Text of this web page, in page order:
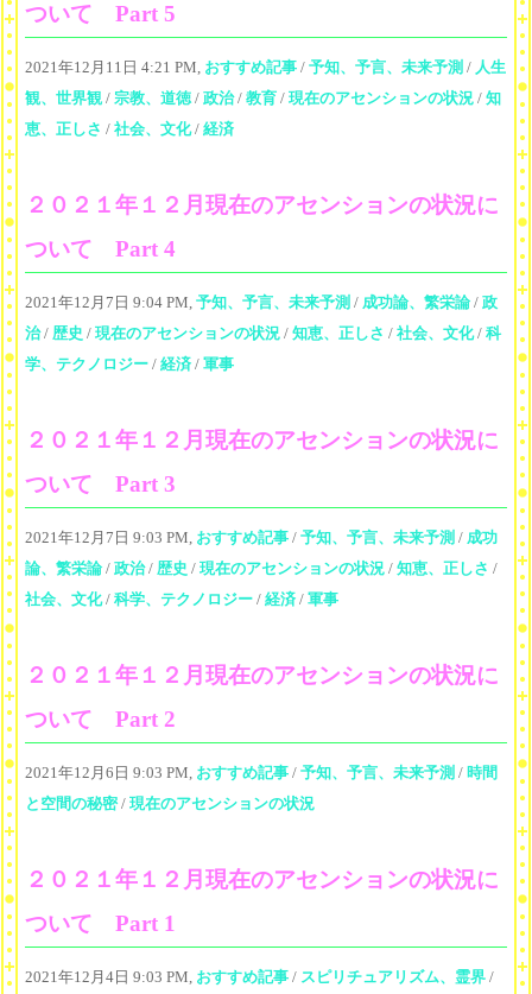
ついて Part 5
2021年12月11日 4:21 PM, おすすめ記事 / 予知、予言、未来予測 / 人生
観、世界観 / 宗教、道徳/ 政治/ 教育 / 現在のアセンションの状況 / 知
恵、正しさ / 社会、文化/ 経済
２０２１年１２月現在のアセンションの状況に
ついて Part 4
2021年12月7日 9:04 PM, 予知、予言、未来予測 / 成功論、繁栄論 / 政
治/ 歴史 / 現在のアセンションの状況 / 知恵、正しさ / 社会、文化/ 科
学、テクノロジー / 経済 / 軍事
２０２１年１２月現在のアセンションの状況に
ついて Part 3
2021年12月7日 9:03 PM, おすすめ記事 / 予知、予言、未来予測 / 成功
論、繁栄論 / 政治/ 歴史 / 現在のアセンションの状況 / 知恵、正しさ /
社会、文化/ 科学、テクノロジー / 経済 / 軍事
２０２１年１２月現在のアセンションの状況に
ついて Part 2
2021年12月6日 9:03 PM, おすすめ記事 / 予知、予言、未来予測 / 時間
と空間の秘密/ 現在のアセンションの状況
２０２１年１２月現在のアセンションの状況に
ついて Part 1
2021年12月4日 9:03 PM, おすすめ記事 / スピリチュアリズム、霊界 /